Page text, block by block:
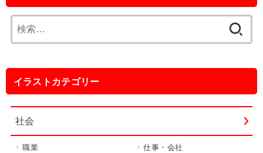
索:
イラストカテゴリー
社会
職業 仕事・会社